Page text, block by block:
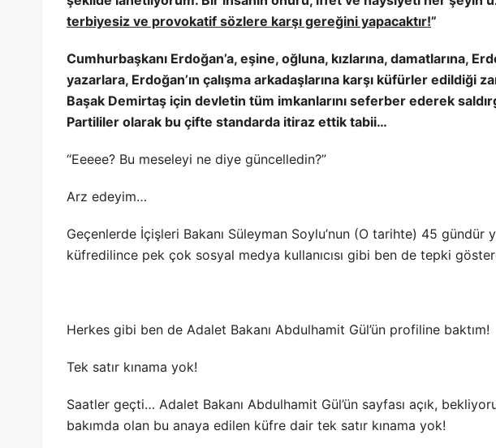
terbiyesiz ve provokatif sözlere karşı gereğini yapacaktır!”
Cumhurbaşkanı Erdoğan’a, eşine, oğluna, kızlarına, damatlarına,
yazarlara, Erdoğan’ın çalışma arkadaşlarına karşı küfürler edildiği
Başak Demirtaş için devletin tüm imkanlarını seferber ederek
Partililer olarak bu çifte standarda itiraz ettik tabii…
“Eeeee? Bu meseleyi ne diye güncelledin?”
Arz edeyim…
Geçenlerde İçişleri Bakanı Süleyman Soylu’nun (O tarihte) 45 gündür
küfredilince pek çok sosyal medya kullanıcısı gibi ben de tepki
Herkes gibi ben de Adalet Bakanı Abdulhamit Gül’ün profiline baktım!
Tek satır kınama yok!
Saatler geçti… Adalet Bakanı Abdulhamit Gül’ün sayfası açık,
bakımda olan bu anaya edilen küfre dair tek satır kınama yok!